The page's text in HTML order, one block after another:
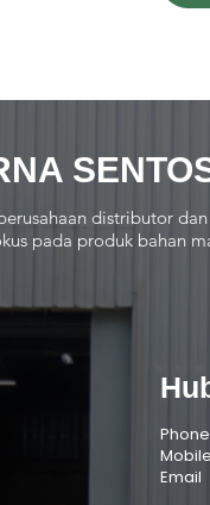
distributor
pada produk bahan